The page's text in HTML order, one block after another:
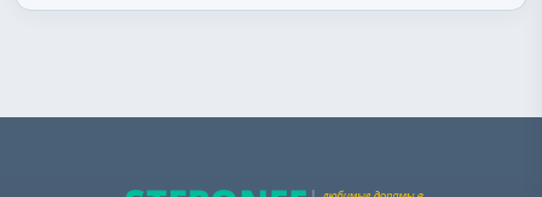
(Seo Dong Gab),Сон Докхо (Song Deok Ho),У Михва (Woo Mi